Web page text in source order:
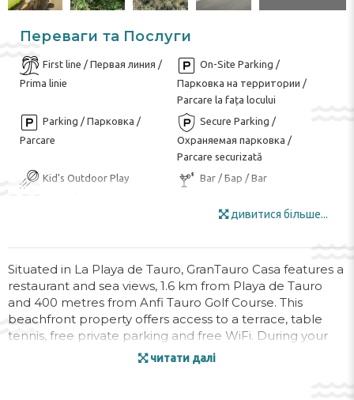
Переваги та Послуги
First line / Первая линия /
Prima linie
On-Site Parking /
Парковка на территории /
Parcare la fața locului
Parking / Парковка /
Parcare
Secure Parking /
Охраняемая парковка /
Parcare securizată
Kid's Outdoor Play
în aer liber pentru copii
Bar / Бар / Bar
Ресторан-буфет / Restaurant
de gradina
Internet / Интернет /
Internet
Luggage Room / Комната
для багажа / Camera bagajelor
Mini Market / Минимаркет
Outdoor Furniture /
Мебель для улицы / Mobila de
дивитися більше...
Situated in La Playa de Tauro, GranTauro Casa features a
restaurant and sea views, 1.6 km from Playa de Tauro
and 400 metres from Anfi Tauro Golf Course. This
beachfront property offers access to a terrace, table
tennis, free private parking and free WiFi. During your
stay at this holiday home, you can make use of an infinity
pool, as well as a selection of a hot tub and full-day
читати далі